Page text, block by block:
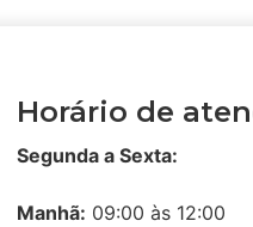
Horário de
Segunda a Sexta:
Manhã: 09:00 às 12:00